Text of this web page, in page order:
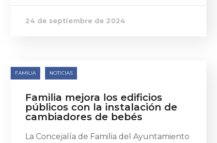
24 de septiembre de 2024
FAMILIA NOTICIAS
Familia mejora los edificios
públicos con la instalación de
cambiadores de bebés
La Concejalía de Familia del Ayuntamiento